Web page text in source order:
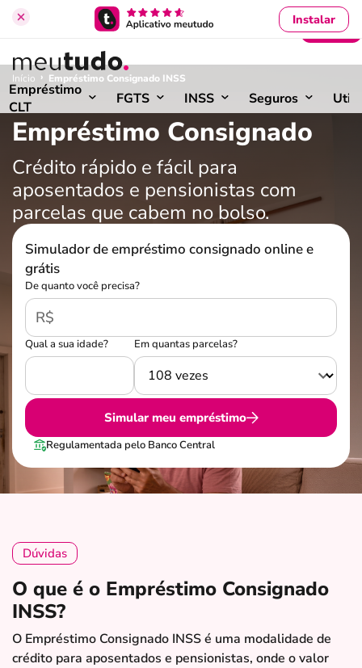
Instalar
Empréstimo
CLT
FGTS INSS Seguros
Entrar
Início › Empréstimo Consignado INSS
Empréstimo Consignado
Crédito rápido e fácil para
aposentados e pensionistas com
parcelas que cabem no bolso.
Simulador de empréstimo consignado online e
grátis
De quanto você precisa?
R$
Qual a sua idade? Em quantas parcelas?
Simular meu empréstimo
Regulamentada pelo Banco Central
Dúvidas
O que é o Empréstimo Consignado
INSS?
O Empréstimo Consignado INSS é uma modalidade de
crédito para aposentados e pensionistas, onde o valor